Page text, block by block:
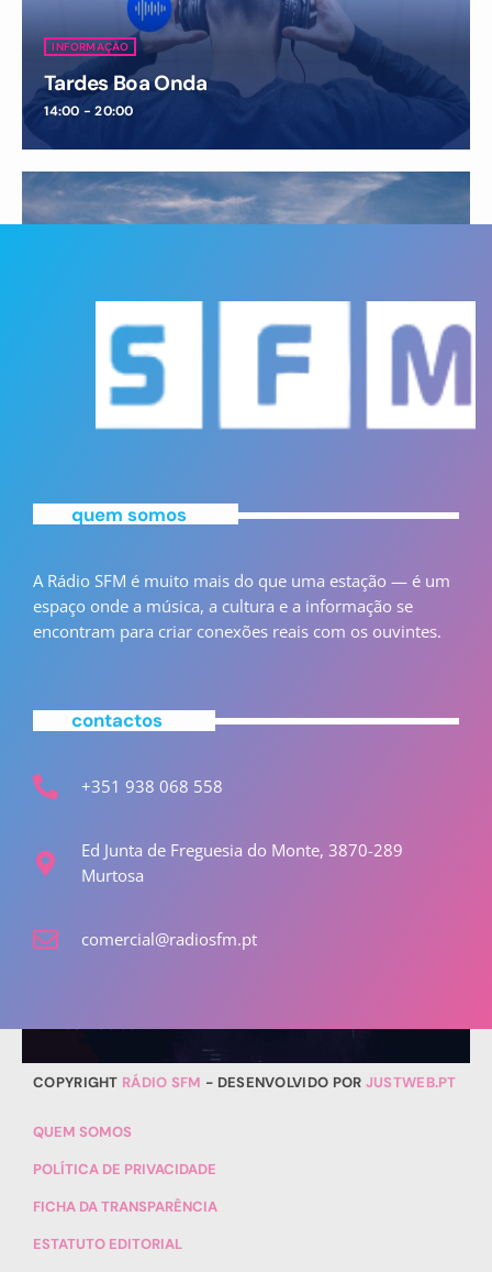
INFORMAÇÃO
Tardes Boa Onda
14:00 - 20:00
Chill Out Music Sessions
21:00 - 22:00
22:00 - 06:00
quem somos
A Rádio SFM é muito mais do que uma estação — é um
espaço onde a música, a cultura e a informação se
encontram para criar conexões reais com os ouvintes.
contactos
+351 938 068 558
Ed Junta de Freguesia do Monte, 3870-289
Murtosa
comercial@radiosfm.pt
COPYRIGHT RÁDIO SFM - DESENVOLVIDO POR JUSTWEB.PT
QUEM SOMOS
POLÍTICA DE PRIVACIDADE
FICHA DA TRANSPARÊNCIA
ESTATUTO EDITORIAL